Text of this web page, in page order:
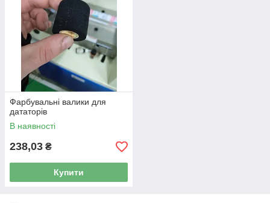
Фарбувальні валики для
дататорів
В наявності
238,03 ₴
Купити